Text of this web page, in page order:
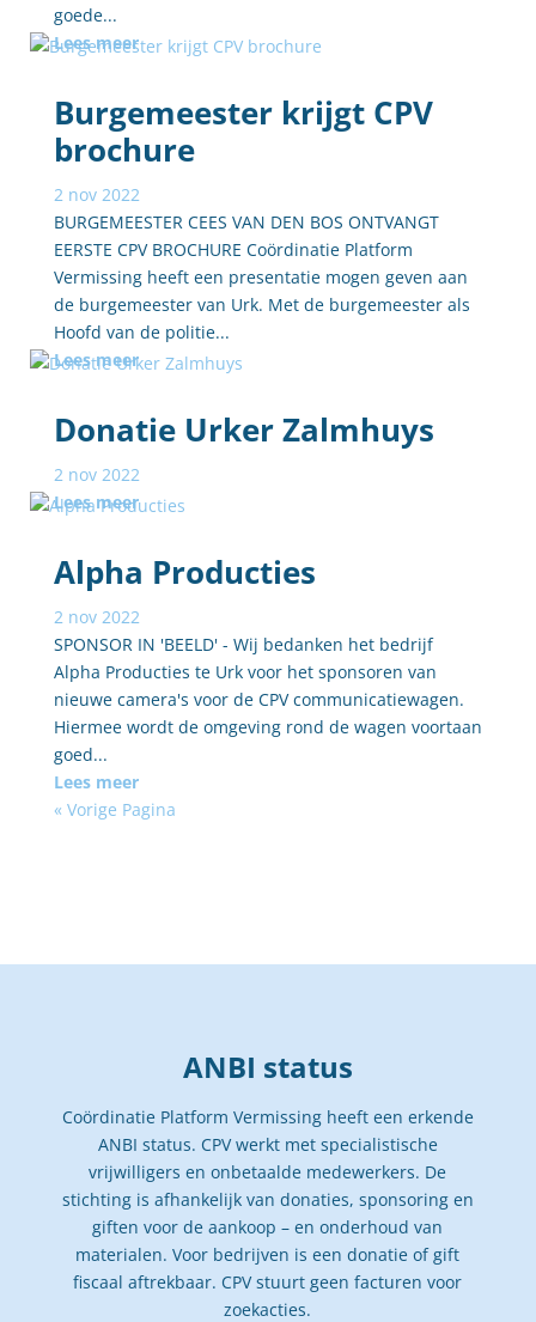
goede...
Lees meer
Burgemeester krijgt CPV
brochure
2 nov 2022
BURGEMEESTER CEES VAN DEN BOS ONTVANGT
EERSTE CPV BROCHURE Coördinatie Platform
Vermissing heeft een presentatie mogen geven aan
de burgemeester van Urk. Met de burgemeester als
Hoofd van de politie...
Lees meer
Donatie Urker Zalmhuys
2 nov 2022
Lees meer
Alpha Producties
2 nov 2022
SPONSOR IN 'BEELD' - Wij bedanken het bedrijf
Alpha Producties te Urk voor het sponsoren van
nieuwe camera's voor de CPV communicatiewagen.
Hiermee wordt de omgeving rond de wagen voortaan
goed...
Lees meer
« Vorige Pagina
ANBI status
Coördinatie Platform Vermissing heeft een erkende
ANBI status. CPV werkt met specialistische
vrijwilligers en onbetaalde medewerkers. De
stichting is afhankelijk van donaties, sponsoring en
giften voor de aankoop – en onderhoud van
materialen. Voor bedrijven is een donatie of gift
fiscaal aftrekbaar. CPV stuurt geen facturen voor
zoekacties.